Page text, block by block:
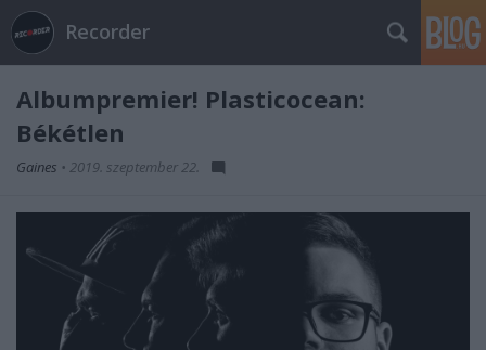
Recorder
Albumpremier! Plasticocean:
Békétlen
Gaines • 2019. szeptember 22.